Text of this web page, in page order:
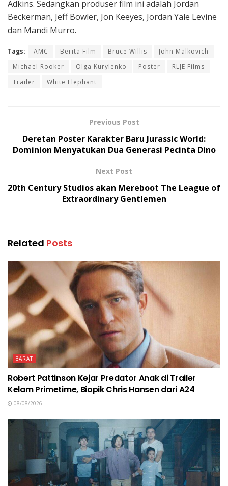
Adkins. Sedangkan produser film ini adalah Jordan
Beckerman, Jeff Bowler, Jon Keeyes, Jordan Yale Levine
dan Mandi Murro.
Tags: AMC Berita Film Bruce Willis
John Malkovich
Michael Rooker
Olga Kurylenko Poster
RLJE Films
Trailer
White Elephant
Previous Post
Deretan Poster Karakter Baru Jurassic World:
Dominion Menyatukan Dua Generasi Pecinta Dino
Next Post
20th Century Studios akan Mereboot The League of
Extraordinary Gentlemen
Related Posts
BARAT
Robert Pattinson Kejar Predator Anak di Trailer
Kelam Primetime, Biopik Chris Hansen dari A24
08/08/2026